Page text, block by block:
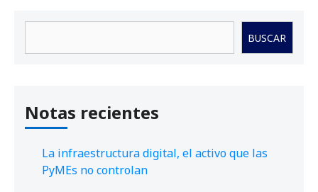
BUSCAR
Notas recientes
La infraestructura digital, el activo que las
PyMEs no controlan